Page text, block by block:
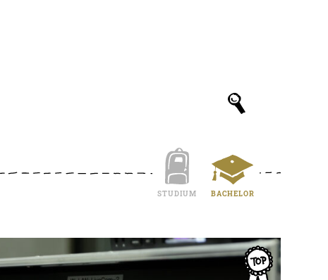
STUDIUM BACHELOR